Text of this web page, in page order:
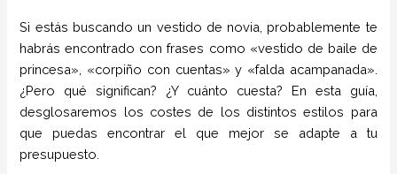
Si estás buscando un vestido de novia, probablemente te
habrás encontrado con frases como «vestido de baile de
princesa», «corpiño con cuentas» y «falda acampanada».
¿Pero qué significan? ¿Y cuánto cuesta? En esta guía,
desglosaremos los costes de los distintos estilos para
que puedas encontrar el que mejor se adapte a tu
presupuesto.